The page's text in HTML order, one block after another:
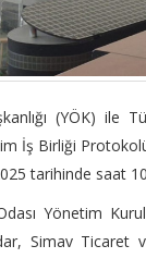
(YÖK) ile
İş Birliği
tarihinde saat
Yönetim
Simav